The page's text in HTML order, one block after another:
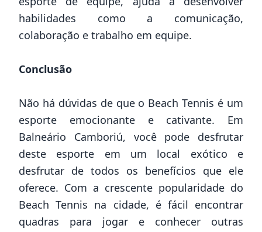
habilidades como a comunicação,
colaboração e trabalho em equipe.
Conclusão
Não há dúvidas de que o Beach Tennis é um
esporte emocionante e cativante. Em
Balneário Camboriú, você pode desfrutar
deste esporte em um local exótico e
desfrutar de todos os benefícios que ele
oferece. Com a crescente popularidade do
Beach Tennis na cidade, é fácil encontrar
quadras para jogar e conhecer outras